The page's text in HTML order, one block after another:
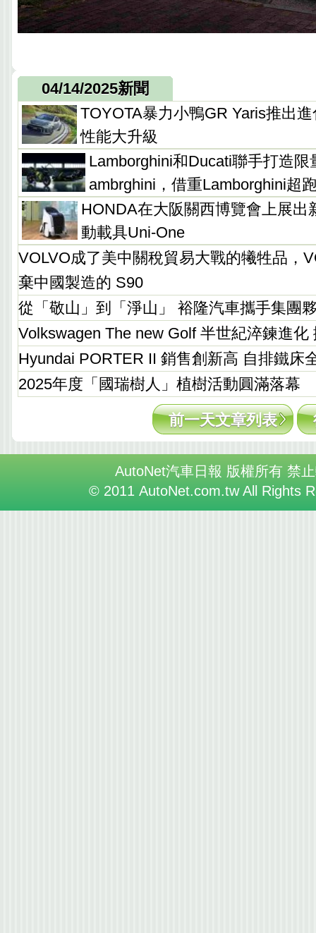
04/14/2025新聞
TOYOTA暴力小鴨GR Yaris推出
性能大升級
Lamborghini和Ducati聯手打造
ambrghini，借重Lamborghini超
HONDA在大阪關西博覽會上展出
動載具Uni-One
VOLVO成了美中關稅貿易大戰的犧牲品，
棄中國製造的 S90
從「敬山」到「淨山」 裕隆汽車攜手集團
Volkswagen The new Golf 半世紀淬鍊進化
Hyundai PORTER II 銷售創新高 自排鐵床
2025年度「國瑞樹人」植樹活動圓滿落幕
前一天文章列表
AutoNet汽車日報 版權所有 禁
© 2011 AutoNet.com.tw All Rights